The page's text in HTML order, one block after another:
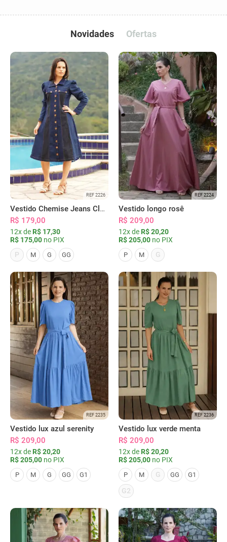
Novidades Ofertas
REF 2226
Vestido Chemise Jeans Clássica Serena
R$ 179,00
12x de R$ 17,30
R$ 175,00 no PIX
P
M G GG
REF 2224
Vestido longo rosê
R$ 209,00
12x de R$ 20,20
R$ 205,00 no PIX
P M G
REF 2235
Vestido lux azul serenity
R$ 209,00
12x de R$ 20,20
R$ 205,00 no PIX
P M G GG G1
REF 2236
Vestido lux verde menta
R$ 209,00
12x de R$ 20,20
R$ 205,00 no PIX
P M G GG G1
G2